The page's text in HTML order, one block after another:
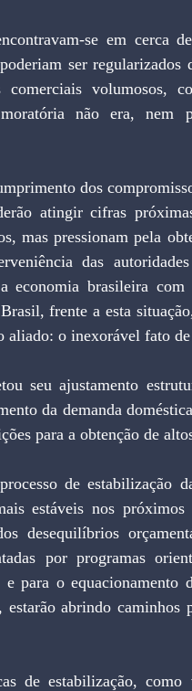
se em cerca
ser regularizados
comerciais volumosos,
não era, nem
dos
atingir cifras
mas pressionam pela
das
economia brasileira
frente a esta
o inexorável fato
seu ajustamento
da demanda
para a obtenção de
de estabilização
estáveis nos próximos
desequilíbrios
por programas
para o equacionamento
abrindo caminhos
de estabilização, como